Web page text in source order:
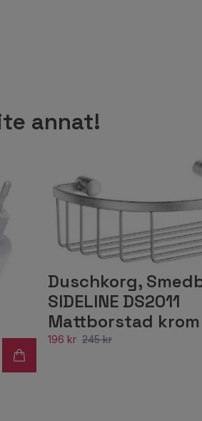
annat!
Duschkorg,
SIDELINE DS2011
Mattborstad krom
196 kr 245 kr